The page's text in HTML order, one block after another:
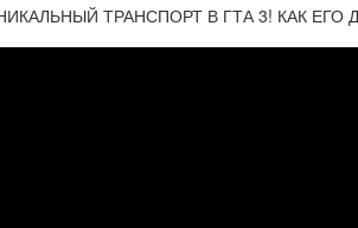
ТРАНСПОРТ В ГТА 3! КАК ЕГО